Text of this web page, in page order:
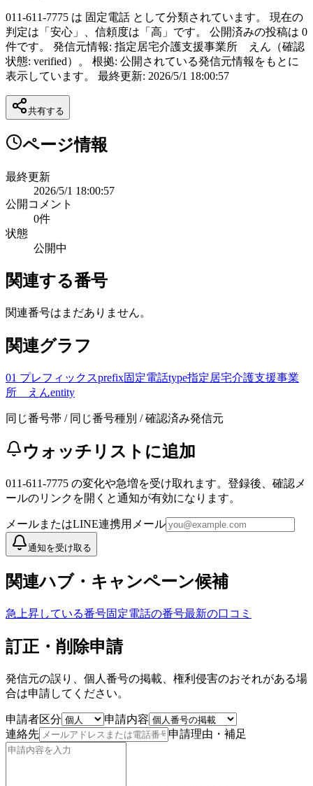
011-611-7775 は 固定電話 として分類されています。 現在の
判定は「安心」、信頼度は「高」です。 公開済みの投稿は 0
件です。 発信元情報: 指定居宅介護支援事業所 えん（確認
状態: verified）。 根拠: 公開されている発信元情報をもとに
表示しています。 最終更新: 2026/5/1 18:00:57
共有する
ページ情報
最終更新
2026/5/1 18:00:57
公開コメント
0件
状態
公開中
関連する番号
関連番号はまだありません。
関連グラフ
01 プレフィックスprefix固定電話type指定居宅介護支援事業
所 えんentity
同じ番号帯 / 同じ番号種別 / 確認済み発信元
ウォッチリストに追加
011-611-7775 の変化や急増を受け取れます。登録後、確認メ
ールのリンクを開くと通知が有効になります。
メールまたはLINE連携用メール
通知を受け取る
関連ハブ・キャンペーン候補
急上昇している番号固定電話の番号最新の口コミ
訂正・削除申請
発信元の誤り、個人番号の掲載、権利侵害のおそれがある場
合は申請してください。
申請者区分
申請内容
連絡先
申請理由・補足